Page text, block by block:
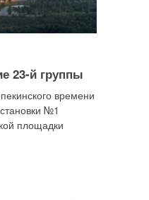
23-й группы
времени
№1
площадки